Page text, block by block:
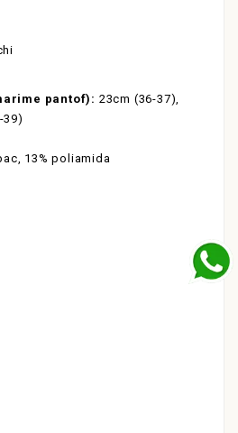
pantof): 23cm (36-37),
39)
13% poliamida